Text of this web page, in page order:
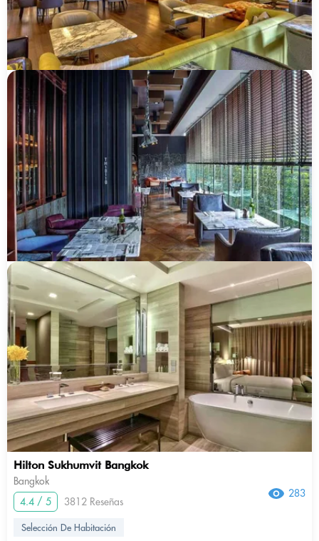
Hilton Sukhumvit Bangkok
Bangkok
4.4 / 5
3812 Reseñas
283
Selección De Habitación